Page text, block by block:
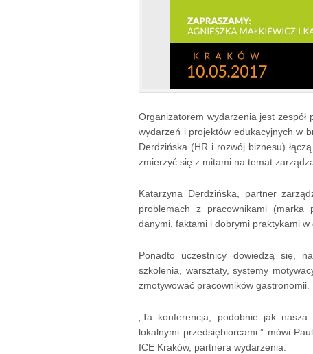
Organizatorem wydarzenia jest zespół
wydarzeń i projektów edukacyjnych w
Derdzińska (HR i rozwój biznesu)
zmierzyć się z mitami na temat
Katarzyna Derdzińska, partner
problemach z pracownikami (marka
danymi, faktami i dobrymi praktykami
Ponadto uczestnicy dowiedzą się,
szkolenia, warsztaty, systemy
zmotywować pracowników gastronomii.
„Ta konferencja, podobnie jak
lokalnymi przedsiębiorcami.” mówi
ICE Kraków, partnera wydarzenia.